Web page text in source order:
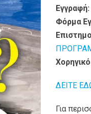
Εγγραφή:
Φόρμα
ΔΕΙΤΕ
Για